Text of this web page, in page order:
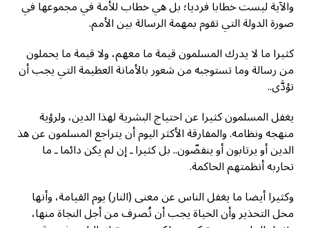
والآية ليست خطابا فرديا؛ بل هي خطاب للأمة في مجموعها في
صورة الدولة التي تقوم بمهمة الرسالة بين الأمم.
كثيرا ما لا يدرك المسلمون قيمة ما معهم، ولا قيمة ما يحملون
من رسالة وما تستوجبه من شعور بالأمانة العظيمة التي يجب أن
تؤدَّى..
يغفل المسلمون كثيرا عن احتياج البشرية لهذا الدين، ولرؤية
منهجه ونظامه. والمفارقة الأكثر اليوم أن يتراجع المسلمون عن هذ
الدين أو يرتابون أو ينفضّون.. بل كثيرا ـ إن لم يكن دائما ـ ما
تحاربه أنظمتهم الحاكمة.
وكثيرا أيضا ما يغفل الناس عن معنى (النار) يوم القيامة، وأنها
محل التحذير وأن الحياة يجب أن تُصرف من أجل النجاة منها،